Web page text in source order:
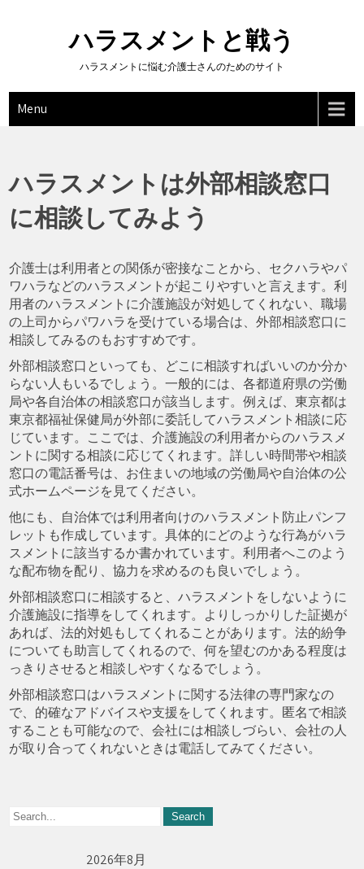
ハラスメントと戦う
ハラスメントに悩む介護士さんのためのサイト
Menu
ハラスメントは外部相談窓口
に相談してみよう
介護士は利用者との関係が密接なことから、セクハラやパ
ワハラなどのハラスメントが起こりやすいと言えます。利
用者のハラスメントに介護施設が対処してくれない、職場
の上司からパワハラを受けている場合は、外部相談窓口に
相談してみるのもおすすめです。
外部相談窓口といっても、どこに相談すればいいのか分か
らない人もいるでしょう。一般的には、各都道府県の労働
局や各自治体の相談窓口が該当します。例えば、東京都は
東京都福祉保健局が外部に委託してハラスメント相談に応
じています。ここでは、介護施設の利用者からのハラスメ
ントに関する相談に応じてくれます。詳しい時間帯や相談
窓口の電話番号は、お住まいの地域の労働局や自治体の公
式ホームページを見てください。
他にも、自治体では利用者向けのハラスメント防止パンフ
レットも作成しています。具体的にどのような行為がハラ
スメントに該当するか書かれています。利用者へこのよう
な配布物を配り、協力を求めるのも良いでしょう。
外部相談窓口に相談すると、ハラスメントをしないように
介護施設に指導をしてくれます。よりしっかりした証拠が
あれば、法的対処もしてくれることがあります。法的紛争
についても助言してくれるので、何を望むのかある程度は
っきりさせると相談しやすくなるでしょう。
外部相談窓口はハラスメントに関する法律の専門家なの
で、的確なアドバイスや支援をしてくれます。匿名で相談
することも可能なので、会社には相談しづらい、会社の人
が取り合ってくれないときは電話してみてください。
2026年8月